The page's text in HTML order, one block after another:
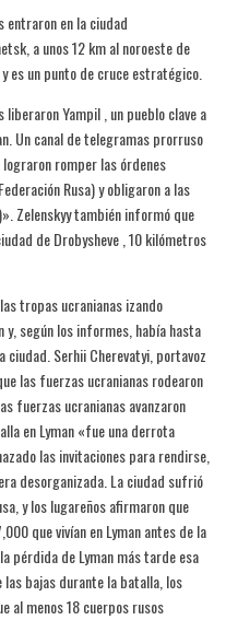
entraron en la ciudad
a unos 12 km al noroeste de
es un punto de cruce estratégico.
Yampil , un pueblo clave a
Un canal de telegramas prorruso
romper las órdenes
Rusa) y obligaron a las
Zelenskyy también informó que
de Drobysheve , 10 kilómetros
tropas ucranianas izando
y, según los informes, había hasta
Serhii Cherevatyi, portavoz
las fuerzas ucranianas rodearon
fuerzas ucranianas avanzaron
en Lyman «fue una derrota
las invitaciones para rendirse,
desorganizada. La ciudad sufrió
y los lugareños afirmaron que
que vivían en Lyman antes de la
pérdida de Lyman más tarde esa
bajas durante la batalla, los
al menos 18 cuerpos rusos